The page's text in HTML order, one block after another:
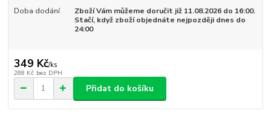
Doba dodání
Zboží Vám můžeme doručit již 11.08.2026 do 16:00.
Stačí, když zboží objednáte nejpozději dnes do
24:00
349 Kč/ks
288 Kč bez DPH
Přidat do košíku